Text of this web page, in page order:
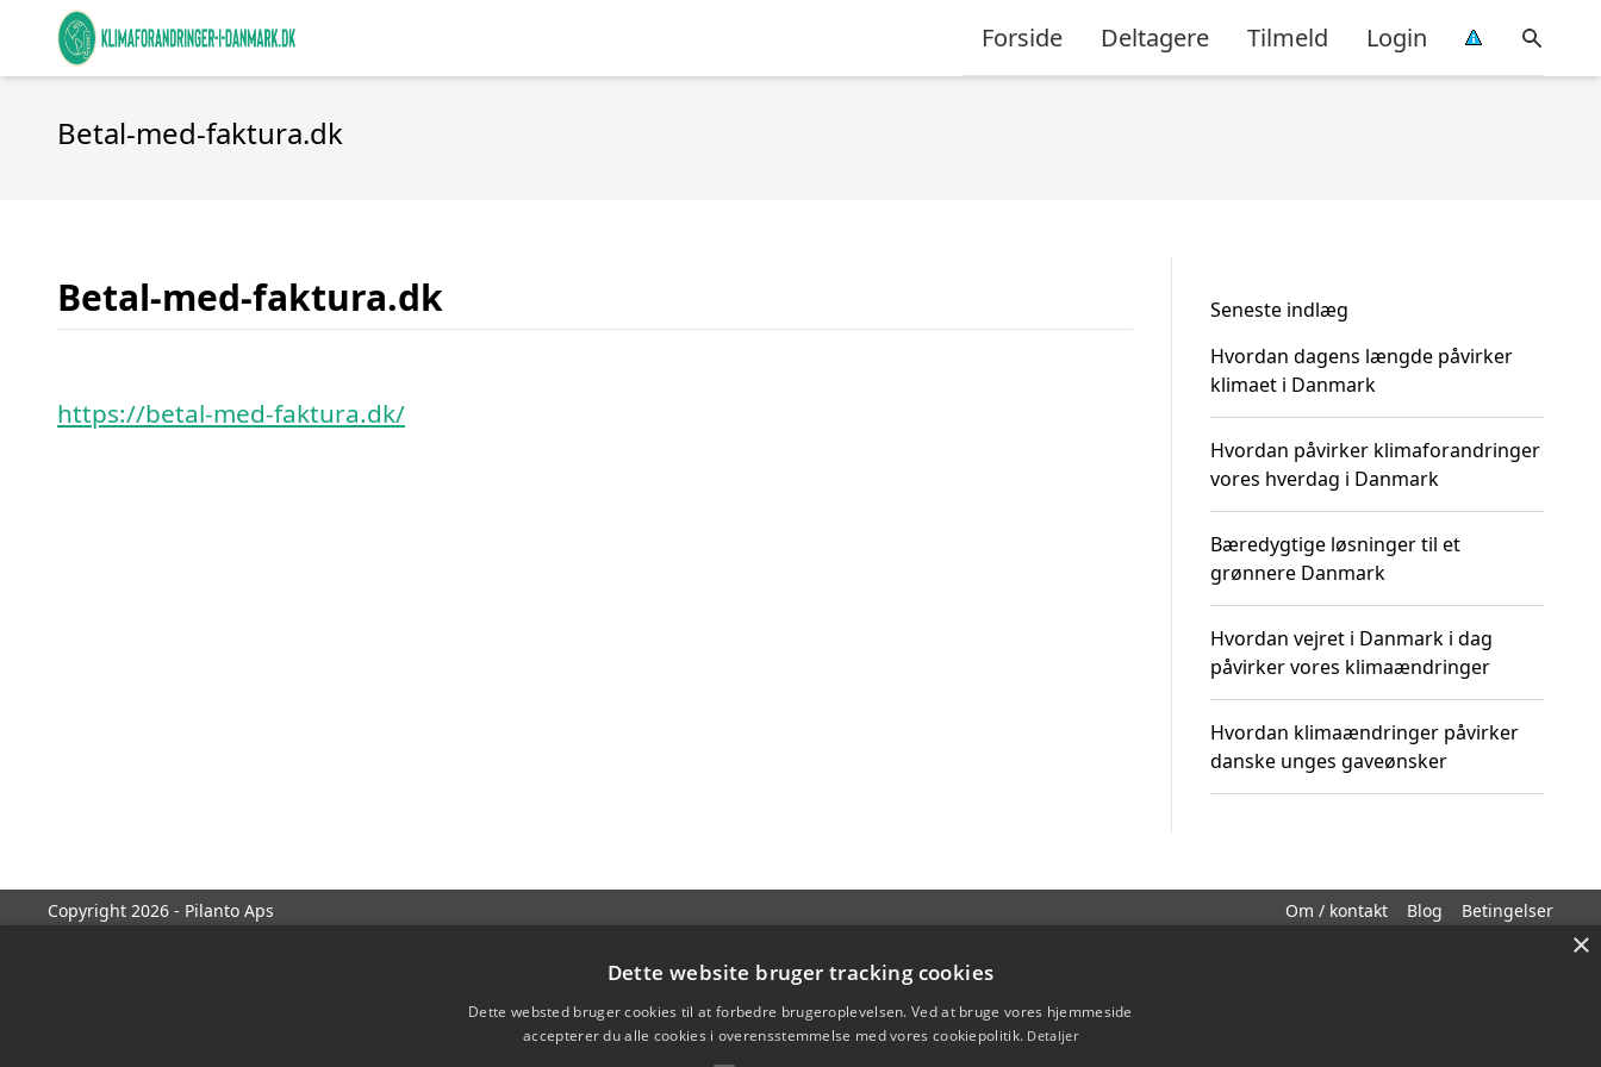
Forside Deltagere Tilmeld Login
Betal-med-faktura.dk
Betal-med-faktura.dk
https://betal-med-faktura.dk/
Seneste indlæg
Hvordan dagens længde påvirker
klimaet i Danmark
Hvordan påvirker klimaforandringer
vores hverdag i Danmark
Bæredygtige løsninger til et
grønnere Danmark
Hvordan vejret i Danmark i dag
påvirker vores klimaændringer
Hvordan klimaændringer påvirker
danske unges gaveønsker
Copyright 2026 - Pilanto Aps Om / kontakt Blog Betingelser
×
Dette website bruger tracking cookies
Dette websted bruger cookies til at forbedre brugeroplevelsen. Ved at bruge vores hjemmeside
accepterer du alle cookies i overensstemmelse med vores cookiepolitik. Detaljer